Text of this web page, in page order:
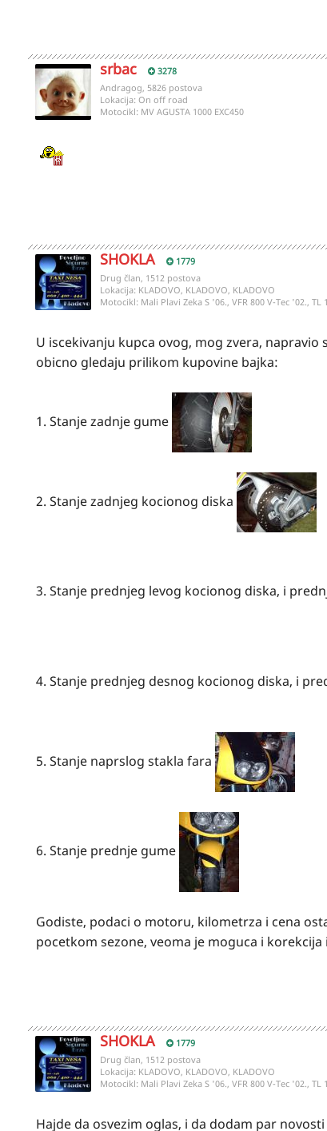
srbac 3278
Andragog, 5826 postova
Lokacija: On off road
Motocikl: MV AGUSTA 1000 EXC450
SHOKLA 1779
Drug član, 1512 postova
Lokacija: KLADOVO, KLADOVO, KLADOVO
Motocikl: Mali Plavi Zeka S '06., VFR 800 V-Tec '02.,
U iscekivanju kupca ovog, mog zvera,
obicno gledaju prilikom kupovine bajka:
1. Stanje zadnje gume
2. Stanje zadnjeg kocionog diska
3. Stanje prednjeg levog kocionog diska, i
4. Stanje prednjeg desnog kocionog diska, i
5. Stanje naprslog stakla fara
6. Stanje prednje gume
Godiste, podaci o motoru, kilometrza i cena
pocetkom sezone, veoma je moguca i korekcija
SHOKLA 1779
Drug član, 1512 postova
Lokacija: KLADOVO, KLADOVO, KLADOVO
Motocikl: Mali Plavi Zeka S '06., VFR 800 V-Tec '02.,
Hajde da osvezim oglas, i da dodam par novosti